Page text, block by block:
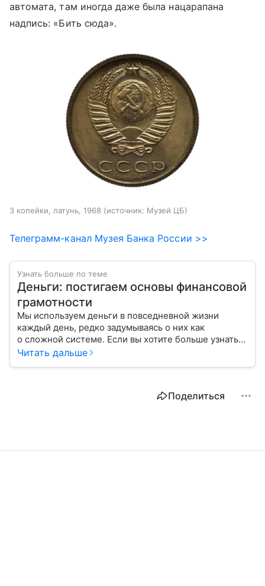
автомата, там иногда даже была нацарапана
надпись: «Бить сюда».
3 копейки, латунь, 1968 источник: Музей ЦБ
Телеграмм-канал Музея Банка России >>
Узнать больше по теме
Деньги: постигаем основы финансовой
грамотности
Мы используем деньги в повседневной жизни
каждый день, редко задумываясь о них как
о сложной системе. Если вы хотите больше узнать
об этом финансовом инструменте и его функциях,
Читать дальше
Поделиться